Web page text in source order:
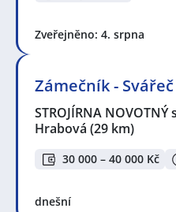
Zveřejněno: 4. srpna
Zámečník - Svářeč
STROJÍRNA NOVOTNÝ
Hrabová (29 km)
30 000 – 40 000 Kč
dnešní